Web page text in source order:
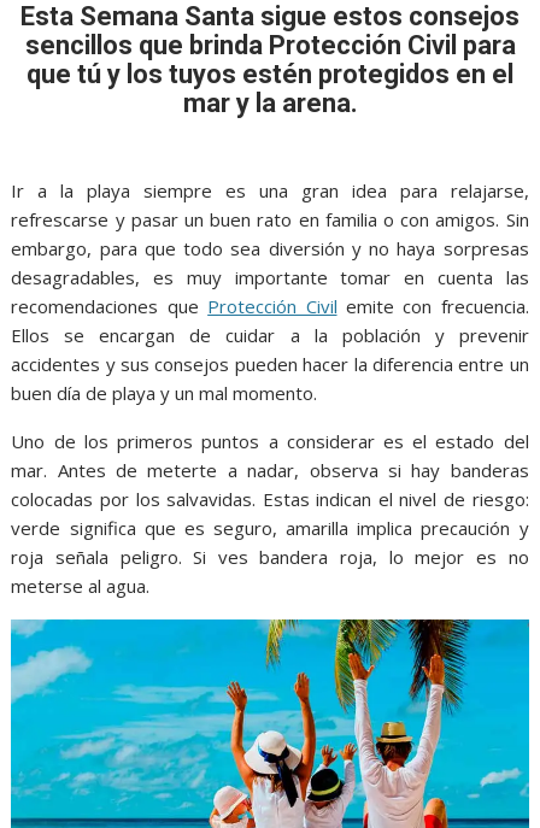
Esta Semana Santa sigue estos consejos
sencillos que brinda Protección Civil para
que tú y los tuyos estén protegidos en el
mar y la arena.
Ir a la playa siempre es una gran idea para relajarse,
refrescarse y pasar un buen rato en familia o con amigos. Sin
embargo, para que todo sea diversión y no haya sorpresas
desagradables, es muy importante tomar en cuenta las
recomendaciones que Protección Civil emite con frecuencia.
Ellos se encargan de cuidar a la población y prevenir
accidentes y sus consejos pueden hacer la diferencia entre un
buen día de playa y un mal momento.
Uno de los primeros puntos a considerar es el estado del
mar. Antes de meterte a nadar, observa si hay banderas
colocadas por los salvavidas. Estas indican el nivel de riesgo:
verde significa que es seguro, amarilla implica precaución y
roja señala peligro. Si ves bandera roja, lo mejor es no
meterse al agua.